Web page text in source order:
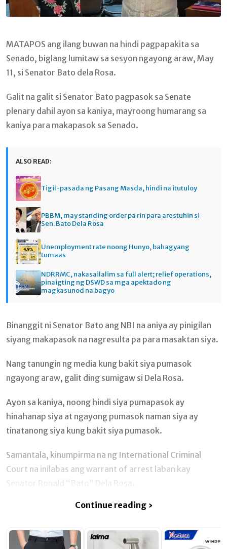
MATAPOS ang ilang buwan na hindi pagpapakita sa
Senado, biglang lumitaw sa sesyon ngayong araw, May
11, si Senator Bato dela Rosa.
Galit na galit si Senator Bato pagpasok sa Senate
plenary dahil ayon sa kaniya, mayroong humarang sa
kaniya para makapasok sa Senado.
ALSO READ:
Tigil-pasada ng Pasang Masda, hindi na itutuloy
PBBM, may standing order pa rin para arestuhin si
Sen. Bato Dela Rosa
Unemployment rate noong Hunyo, bahagyang
tumaas
NDRRMC, nakasailalim sa full alert; relief operations,
pinaigting ng DSWD sa mga apektado ng
magkasunod na bagyo
Binanggit ni Senator Bato ang NBI na aniya ay pinigilan
siyang makapasok na nagresulta pa para masaktan siya.
Nang tanungin ng media kung bakit siya pumasok
ngayong araw, galit ding sumigaw si Dela Rosa.
Ayon sa kaniya, noong hindi siya pumapasok ay
hinahanap siya at ngayong pumasok naman siya ay
tinatanong siya kung bakit siya pumasok.
Samantala, kinumpirma na ng International Criminal
Court na inilabas ang warrant of arrest laban kay
Senator Ronald “Bato” Dela Rosa.
Continue reading ›